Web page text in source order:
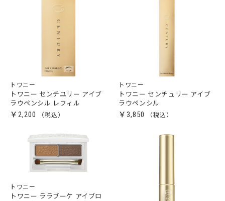
トワニー
トワニー センチユリー アイブ
ラウペンシル レフィル
￥2,200
トワニー
トワニー センチュリー アイブ
ラウペンシル
￥3,850
トワニー
トワニー ララブーケ アイブロ